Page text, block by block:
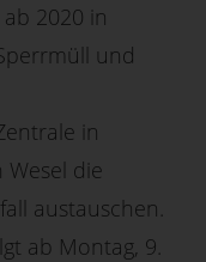
2020 in
und
in
die
austauschen.
ab Montag, 9.